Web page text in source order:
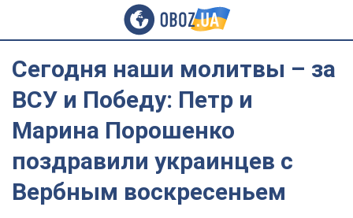
Сегодня наши молитвы – за
ВСУ и Победу: Петр и
Марина Порошенко
поздравили украинцев с
Вербным воскресеньем